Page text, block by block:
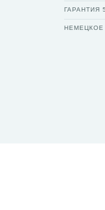
ГАРАНТИЯ
НЕМЕЦКОЕ